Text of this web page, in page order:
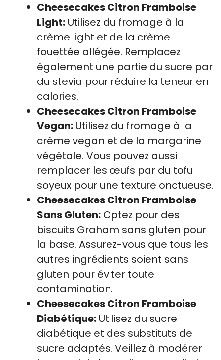
Cheesecakes Citron Framboise
Light: Utilisez du fromage à la
crème light et de la crème
fouettée allégée. Remplacez
également une partie du sucre par
du stevia pour réduire la teneur en
calories.
Cheesecakes Citron Framboise
Vegan: Utilisez du fromage à la
crème vegan et de la margarine
végétale. Vous pouvez aussi
remplacer les œufs par du tofu
soyeux pour une texture onctueuse.
Cheesecakes Citron Framboise
Sans Gluten: Optez pour des
biscuits Graham sans gluten pour
la base. Assurez-vous que tous les
autres ingrédients soient sans
gluten pour éviter toute
contamination.
Cheesecakes Citron Framboise
Diabétique: Utilisez du sucre
diabétique et des substituts de
sucre adaptés. Veillez à modérer